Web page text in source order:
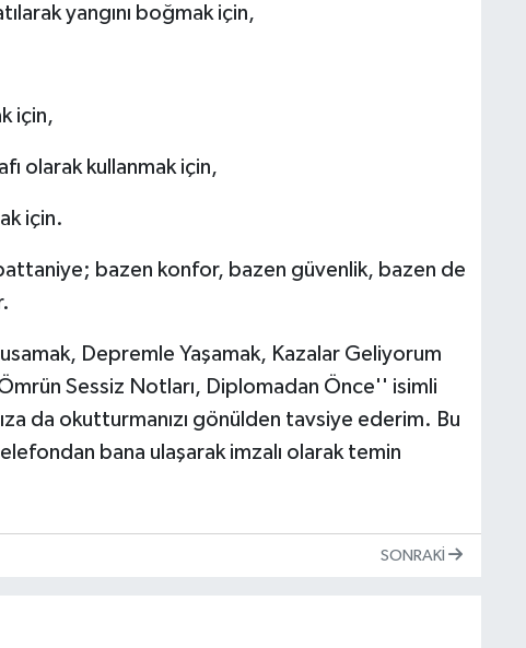
yangını boğmak için,
için,
olarak kullanmak için,
için.
bazen konfor, bazen güvenlik, bazen de
Depremle Yaşamak, Kazalar Geliyorum
Sessiz Notları, Diplomadan Önce'' isimli
da okutturmanızı gönülden tavsiye ederim. Bu
bana ulaşarak imzalı olarak temin
SONRAKI